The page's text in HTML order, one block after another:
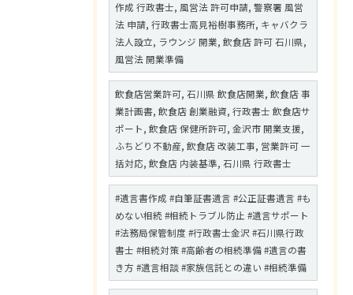
作成 行政書士, 風営法 許可申請, 警察署 風営
法 申請, 行政書士高見裕樹事務所, キャバクラ
法人設立, ラウンジ 開業, 飲食店 許可 石川県,
風営法 開業準備
飲食店営業許可, 石川県 飲食店開業, 飲食店 事
業計画書, 飲食店 創業融資, 行政書士 飲食店サ
ポート, 飲食店 保健所許可, 金沢市 開業支援,
ふちどり不動産, 飲食店 改装工事, 営業許可 一
括対応, 飲食店 内装基準, 石川県 行政書士
#遺言書作成 #自筆証書遺言 #公正証書遺言 #も
めない相続 #相続トラブル防止 #遺言サポート
#法務局保管制度 #行政書士金沢 #石川県行政
書士 #相続対策 #高齢者の相続準備 #遺言の書
き方 #遺言相談 #家族信託との違い #相続準備